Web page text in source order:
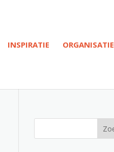
INSPIRATIE ORGANISATIE